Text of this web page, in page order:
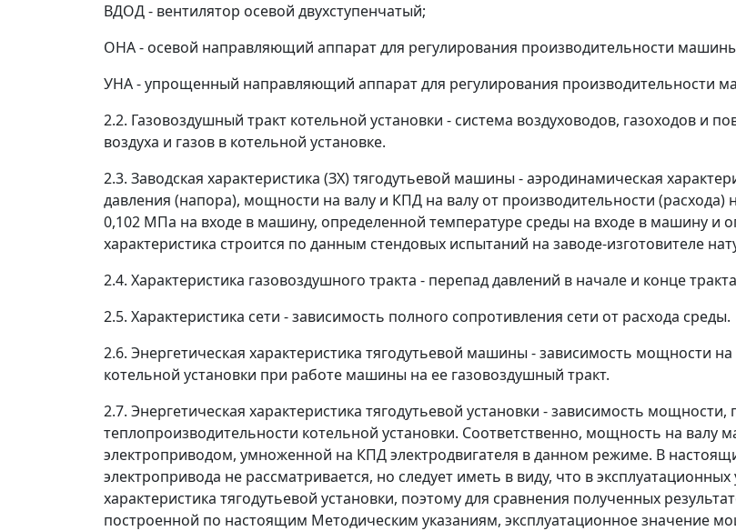
ВДОД - вентилятор осевой двухступенчатый;
ОНА - осевой направляющий аппарат для регулирования производительности
УНА - упрощенный направляющий аппарат для регулирования производительности
2.2. Газовоздушный тракт котельной установки - система воздуховодов, газоходов и
воздуха и газов в котельной установке.
2.3. Заводская характеристика (ЗХ) тягодутьевой машины - аэродинамическая
давления (напора), мощности на валу и КПД на валу от производительности
0,102 МПа на входе в машину, определенной температуре среды на входе в машину и
характеристика строится по данным стендовых испытаний на заводе-изготовителе
2.4. Характеристика газовоздушного тракта - перепад давлений в начале и конце
2.5. Характеристика сети - зависимость полного сопротивления сети от расхода среды.
2.6. Энергетическая характеристика тягодутьевой машины - зависимость мощности
котельной установки при работе машины на ее газовоздушный тракт.
2.7. Энергетическая характеристика тягодутьевой установки - зависимость
теплопроизводительности котельной установки. Соответственно, мощность на
электроприводом, умноженной на КПД электродвигателя в данном режиме. В
электропривода не рассматривается, но следует иметь в виду, что в
характеристика тягодутьевой установки, поэтому для сравнения полученных
построенной по настоящим Методическим указаниям, эксплуатационное значение